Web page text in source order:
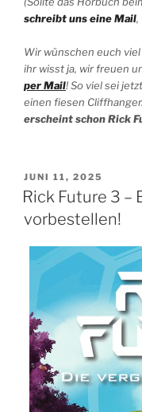
schreibt uns eine Mail,
Wir wünschen euch
ihr wisst ja, wir freuen
per Mail! So viel sei
einen fiesen
erscheint schonRick
VERÖFFENTLICHT
AM
JUNI 11, 2025
Rick Future 3 –
vorbestellen!